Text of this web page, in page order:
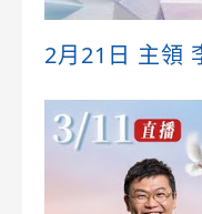
2月21日 主領